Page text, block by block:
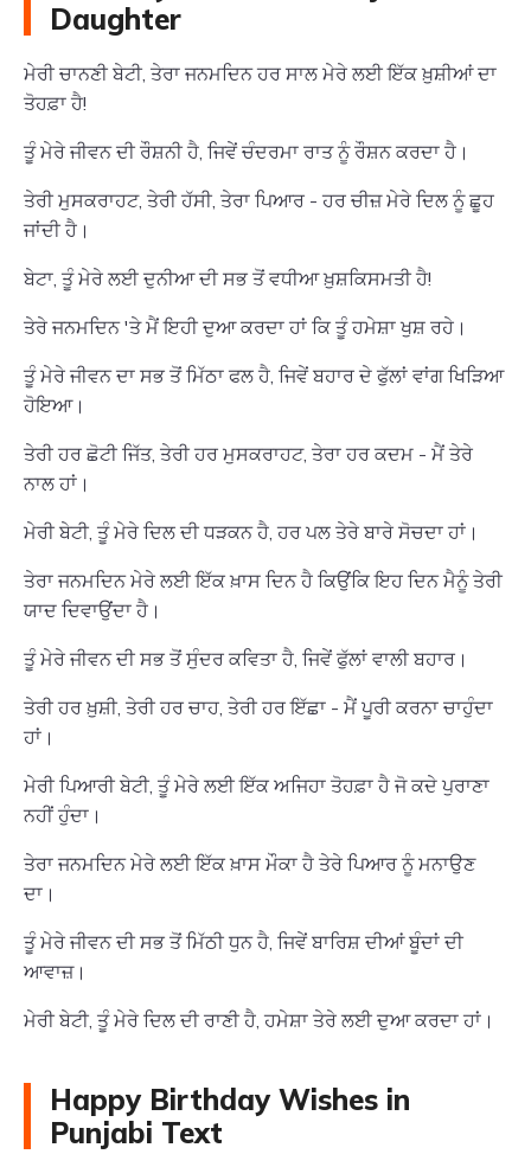
Daughter
ਮੇਰੀ ਚਾਨਣੀ ਬੇਟੀ, ਤੇਰਾ ਜਨਮਦਿਨ ਹਰ ਸਾਲ ਮੇਰੇ ਲਈ ਇੱਕ ਖ਼ੁਸ਼ੀਆਂ ਦਾ
ਤੋਹਫ਼ਾ ਹੈ!
ਤੂੰ ਮੇਰੇ ਜੀਵਨ ਦੀ ਰੌਸ਼ਨੀ ਹੈ, ਜਿਵੇਂ ਚੰਦਰਮਾ ਰਾਤ ਨੂੰ ਰੌਸ਼ਨ ਕਰਦਾ ਹੈ।
ਤੇਰੀ ਮੁਸਕਰਾਹਟ, ਤੇਰੀ ਹੱਸੀ, ਤੇਰਾ ਪਿਆਰ - ਹਰ ਚੀਜ਼ ਮੇਰੇ ਦਿਲ ਨੂੰ ਛੂਹ
ਜਾਂਦੀ ਹੈ।
ਬੇਟਾ, ਤੂੰ ਮੇਰੇ ਲਈ ਦੁਨੀਆ ਦੀ ਸਭ ਤੋਂ ਵਧੀਆ ਖ਼ੁਸ਼ਕਿਸਮਤੀ ਹੈ!
ਤੇਰੇ ਜਨਮਦਿਨ 'ਤੇ ਮੈਂ ਇਹੀ ਦੁਆ ਕਰਦਾ ਹਾਂ ਕਿ ਤੂੰ ਹਮੇਸ਼ਾ ਖੁਸ਼ ਰਹੇ।
ਤੂੰ ਮੇਰੇ ਜੀਵਨ ਦਾ ਸਭ ਤੋਂ ਮਿੱਠਾ ਫਲ ਹੈ, ਜਿਵੇਂ ਬਹਾਰ ਦੇ ਫੁੱਲਾਂ ਵਾਂਗ ਖਿੜਿਆ
ਹੋਇਆ।
ਤੇਰੀ ਹਰ ਛੋਟੀ ਜਿੱਤ, ਤੇਰੀ ਹਰ ਮੁਸਕਰਾਹਟ, ਤੇਰਾ ਹਰ ਕਦਮ - ਮੈਂ ਤੇਰੇ
ਨਾਲ ਹਾਂ।
ਮੇਰੀ ਬੇਟੀ, ਤੂੰ ਮੇਰੇ ਦਿਲ ਦੀ ਧੜਕਨ ਹੈ, ਹਰ ਪਲ ਤੇਰੇ ਬਾਰੇ ਸੋਚਦਾ ਹਾਂ।
ਤੇਰਾ ਜਨਮਦਿਨ ਮੇਰੇ ਲਈ ਇੱਕ ਖ਼ਾਸ ਦਿਨ ਹੈ ਕਿਉਂਕਿ ਇਹ ਦਿਨ ਮੈਨੂੰ ਤੇਰੀ
ਯਾਦ ਦਿਵਾਉਂਦਾ ਹੈ।
ਤੂੰ ਮੇਰੇ ਜੀਵਨ ਦੀ ਸਭ ਤੋਂ ਸੁੰਦਰ ਕਵਿਤਾ ਹੈ, ਜਿਵੇਂ ਫੁੱਲਾਂ ਵਾਲੀ ਬਹਾਰ।
ਤੇਰੀ ਹਰ ਖ਼ੁਸ਼ੀ, ਤੇਰੀ ਹਰ ਚਾਹ, ਤੇਰੀ ਹਰ ਇੱਛਾ - ਮੈਂ ਪੂਰੀ ਕਰਨਾ ਚਾਹੁੰਦਾ
ਹਾਂ।
ਮੇਰੀ ਪਿਆਰੀ ਬੇਟੀ, ਤੂੰ ਮੇਰੇ ਲਈ ਇੱਕ ਅਜਿਹਾ ਤੋਹਫ਼ਾ ਹੈ ਜੋ ਕਦੇ ਪੁਰਾਣਾ
ਨਹੀਂ ਹੁੰਦਾ।
ਤੇਰਾ ਜਨਮਦਿਨ ਮੇਰੇ ਲਈ ਇੱਕ ਖ਼ਾਸ ਮੌਕਾ ਹੈ ਤੇਰੇ ਪਿਆਰ ਨੂੰ ਮਨਾਉਣ
ਦਾ।
ਤੂੰ ਮੇਰੇ ਜੀਵਨ ਦੀ ਸਭ ਤੋਂ ਮਿੱਠੀ ਧੁਨ ਹੈ, ਜਿਵੇਂ ਬਾਰਿਸ਼ ਦੀਆਂ ਬੂੰਦਾਂ ਦੀ
ਆਵਾਜ਼।
ਮੇਰੀ ਬੇਟੀ, ਤੂੰ ਮੇਰੇ ਦਿਲ ਦੀ ਰਾਣੀ ਹੈ, ਹਮੇਸ਼ਾ ਤੇਰੇ ਲਈ ਦੁਆ ਕਰਦਾ ਹਾਂ।
Happy Birthday Wishes in
Punjabi Text